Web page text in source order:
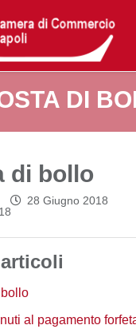
DI
di bollo
28 Giugno 2018
bollo
al pagamento